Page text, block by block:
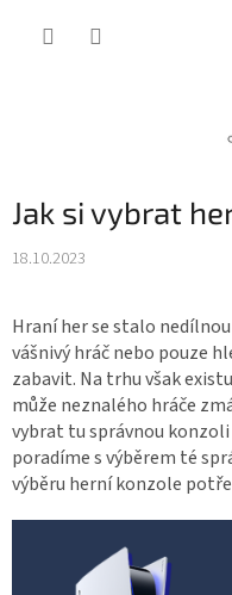
Jak si vybrat
18.10.2023
Hraní her se stalo
vášnivý hráč nebo pouze
zabavit. Na trhu však
může neznalého hráče
vybrat tu správnou
poradíme s výběrem té
výběru herní konzole